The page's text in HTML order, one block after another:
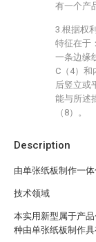
Description
由单张纸板制作一
技术领域
本实用新型属于产
种由单张纸板制作
有一个产
3.根据权
特征在于
一条边缘
C（4）
后竖立或
能与所述
（8）。